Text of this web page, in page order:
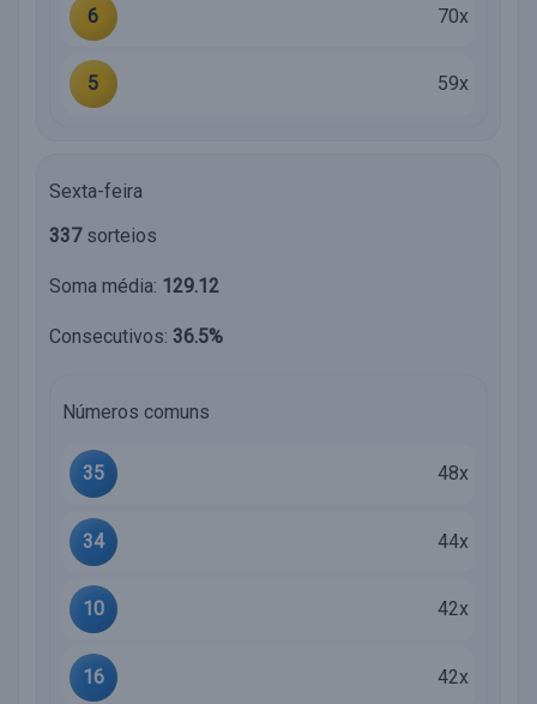
6 70x
5 59x
Sexta-feira
337sorteios
Soma média: 129.12
Consecutivos: 36.5%
Números comuns
35 48x
34 44x
10 42x
16 42x